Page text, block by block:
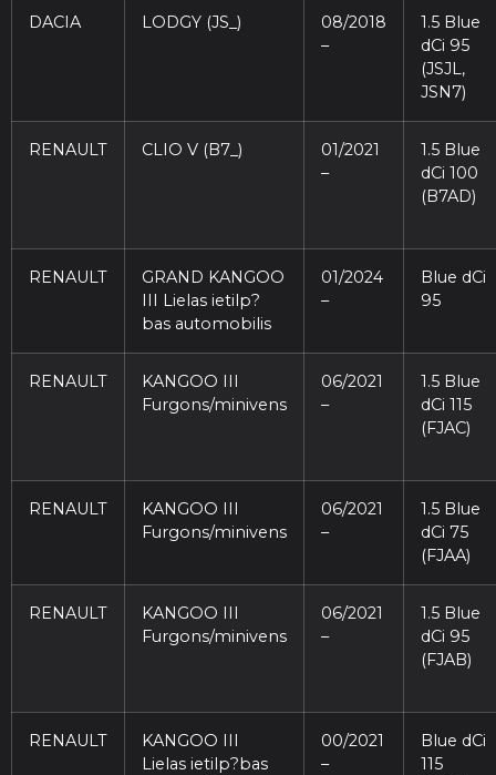
DACIA LODGY (JS_)
08/2018
–
1.5 Blue
dCi 95
(JSJL,
JSN7)
RENAULT CLIO V (B7_)
01/2021
–
1.5 Blue
dCi 100
(B7AD)
RENAULT
GRAND KANGOO
III Lielas ietilp?
bas automobilis
01/2024
–
Blue dCi
95
RENAULT
KANGOO III
Furgons/minivens
06/2021
–
1.5 Blue
dCi 115
(FJAC)
RENAULT
KANGOO III
Furgons/minivens
06/2021
–
1.5 Blue
dCi 75
(FJAA)
RENAULT
KANGOO III
Furgons/minivens
06/2021
–
1.5 Blue
dCi 95
(FJAB)
RENAULT
KANGOO III
Lielas ietilp?bas
00/2021
–
Blue dCi
115